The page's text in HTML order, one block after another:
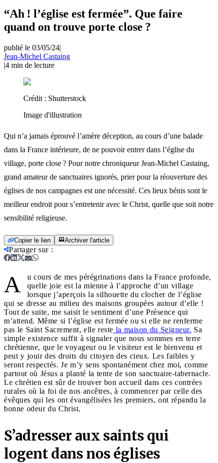
“Ah ! l’église est fermée”. Que faire
quand on trouve porte close ?
publié le 03/05/24|
Jean-Michel Castaing
|4 min de lecture
Crédit : Shutterstock
Image d'illustration
Qui n’a jamais éprouvé l’amère déception, au cours d’une balade
dans la France intérieure, de ne pouvoir entrer dans l’église du
village, porte close ? Pour notre chroniqueur Jean-Michel Castaing,
grand amateur de sanctuaires ignorés, prier pour la réouverture des
églises de nos campagnes est une nécessité. Ces lieux bénis sont le
meilleur endroit pour s’entretenir avec le Christ, quelle que soit notre
sensibilité religieuse.
Copier le lien Archiver l'article
Partager sur:
A
u cours de mes pérégrinations dans la France profonde,
quelle joie est la mienne à l’approche d’un village
lorsque j’aperçois la silhouette du clocher de l’église
qui se dresse au milieu des maisons groupées autour d’elle !
Tout de suite, me saisit le sentiment d’une Présence qui
m’attend. Même si l’église est fermée ou si elle ne renferme
pas le Saint Sacrement, elle reste la maison du Seigneur. Sa
simple existence suffit à signaler que nous sommes en terre
chrétienne, que le voyageur ou le visiteur est le bienvenu et
peut y jouir des droits du citoyen des cieux. Les faibles y
seront respectés. Je m’y sens spontanément chez moi, comme
partout où Jésus a planté la tente de son sanctuaire-tabernacle.
Le chrétien est sûr de trouver bon accueil dans ces contrées
rurales où la foi de nos ancêtres, à commencer par celle des
évêques qui les ont évangélisées les premiers, ont répandu la
bonne odeur du Christ.
S’adresser aux saints qui
logent dans nos églises